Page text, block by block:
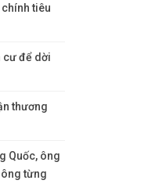
tiêu
cư để dời
thương
Quốc, ông
ông từng